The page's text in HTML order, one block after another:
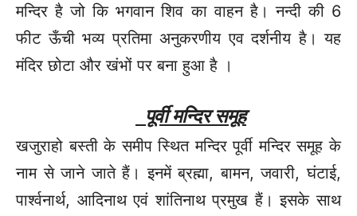
मन्दिर है जो कि भगवान शिव का वाहन है। नन्दी की 6
फीट ऊँची भव्य प्रतिमा अनुकरणीय एव दर्शनीय है। यह
मंदिर छोटा और खंभों पर बना हुआ है ।
पूर्वी मन्दिर समूह
खजुराहो बस्ती के समीप स्थित मन्दिर पूर्वी मन्दिर समूह के
नाम से जाने जाते हैं। इनमें ब्रह्मा, बामन, जवारी, घंटाई,
पार्श्वनार्थ, आदिनाथ एवं शांतिनाथ प्रमुख हैं। इसके साथ